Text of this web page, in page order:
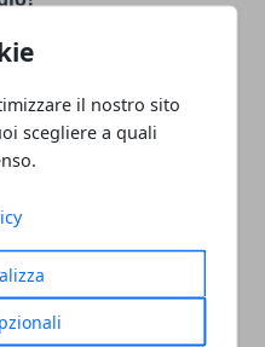
il nostro sito
scegliere a quali
caratterizzato da
villette a schiera ideali
oppure i
clienti vi sono anche
stile moderno
verde ricca di servizi di
un aperitivo in